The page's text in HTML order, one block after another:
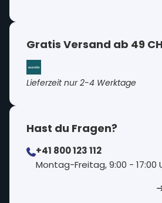
Gratis Versand ab 49
Lieferzeit nur 2-4 Werktage
Hast du Fragen?
+41 800 123 112
⁠Montag-Freitag, 9:00 - 17:00